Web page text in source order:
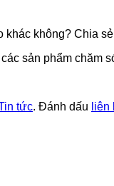
không? Chia
sản phẩm chăm
tức. Đánh dấu